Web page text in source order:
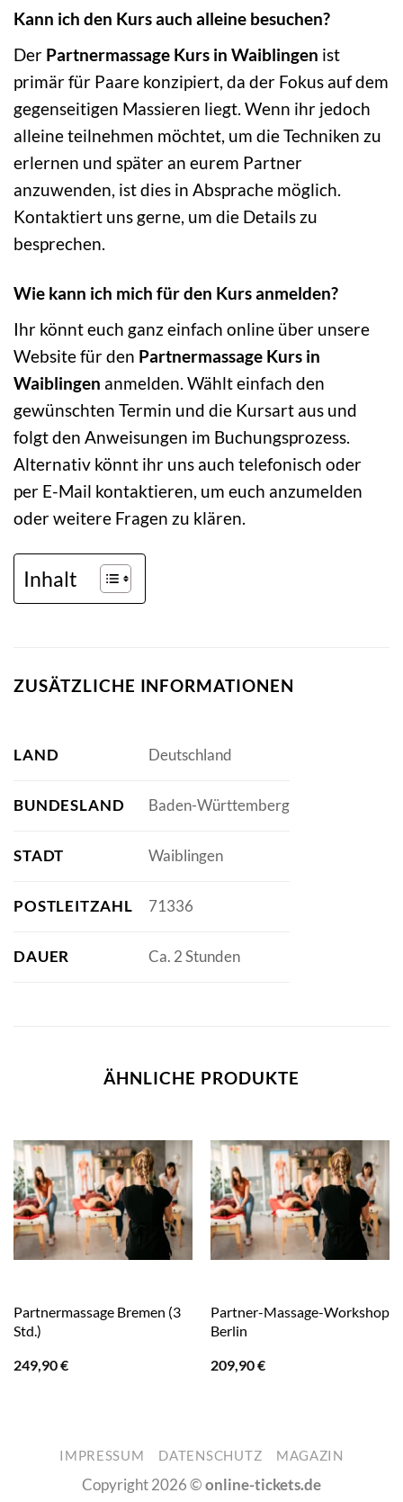
Kann ich den Kurs auch alleine besuchen?
Der Partnermassage Kurs in Waiblingen ist
primär für Paare konzipiert, da der Fokus auf dem
gegenseitigen Massieren liegt. Wenn ihr jedoch
alleine teilnehmen möchtet, um die Techniken zu
erlernen und später an eurem Partner
anzuwenden, ist dies in Absprache möglich.
Kontaktiert uns gerne, um die Details zu
besprechen.
Wie kann ich mich für den Kurs anmelden?
Ihr könnt euch ganz einfach online über unsere
Website für den Partnermassage Kurs in
Waiblingen anmelden. Wählt einfach den
gewünschten Termin und die Kursart aus und
folgt den Anweisungen im Buchungsprozess.
Alternativ könnt ihr uns auch telefonisch oder
per E-Mail kontaktieren, um euch anzumelden
oder weitere Fragen zu klären.
Inhalt
ZUSÄTZLICHE INFORMATIONEN
LAND Deutschland
BUNDESLAND Baden-Württemberg
STADT Waiblingen
POSTLEITZAHL 71336
DAUER Ca. 2 Stunden
ÄHNLICHE PRODUKTE
Partnermassage Bremen (3
Std.)
249,90€
Partner-Massage-Workshop
Berlin
209,90€
IMPRESSUM DATENSCHUTZ MAGAZIN
Copyright 2026 ©online-tickets.de